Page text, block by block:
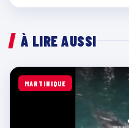
À LIRE AUSSI
MARTINIQUE